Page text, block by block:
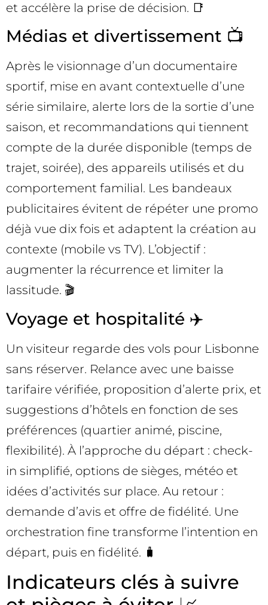
et accélère la prise de décision. 📑
Médias et divertissement 📺
Après le visionnage d’un documentaire
sportif, mise en avant contextuelle d’une
série similaire, alerte lors de la sortie d’une
saison, et recommandations qui tiennent
compte de la durée disponible (temps de
trajet, soirée), des appareils utilisés et du
comportement familial. Les bandeaux
publicitaires évitent de répéter une promo
déjà vue dix fois et adaptent la création au
contexte (mobile vs TV). L’objectif :
augmenter la récurrence et limiter la
lassitude. 🎬
Voyage et hospitalité ✈️
Un visiteur regarde des vols pour Lisbonne
sans réserver. Relance avec une baisse
tarifaire vérifiée, proposition d’alerte prix, et
suggestions d’hôtels en fonction de ses
préférences (quartier animé, piscine,
flexibilité). À l’approche du départ : check-
in simplifié, options de sièges, météo et
idées d’activités sur place. Au retour :
demande d’avis et offre de fidélité. Une
orchestration fine transforme l’intention en
départ, puis en fidélité. 🧳
Indicateurs clés à suivre